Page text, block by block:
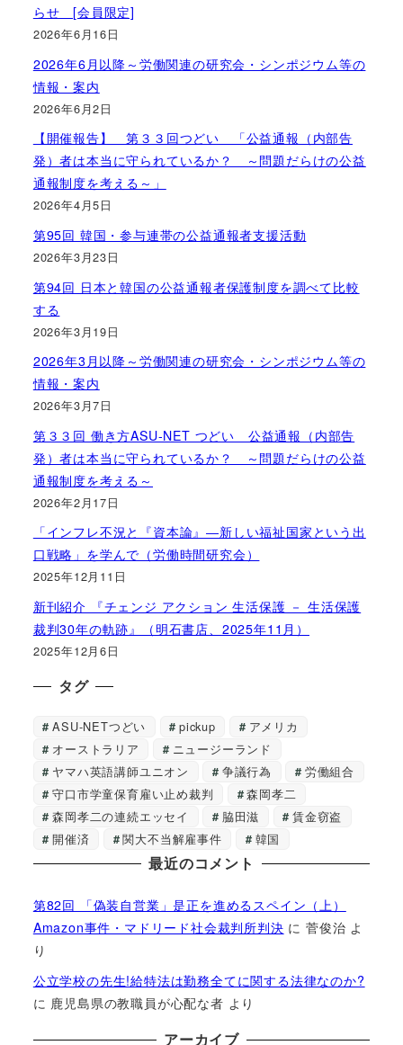
らせ [会員限定]
2026年6月16日
2026年6月以降～労働関連の研究会・シンポジウム等の
情報・案内
2026年6月2日
【開催報告】 第３３回つどい 「公益通報（内部告
発）者は本当に守られているか？ ～問題だらけの公益
通報制度を考える～」
2026年4月5日
第95回 韓国・参与連帯の公益通報者支援活動
2026年3月23日
第94回 日本と韓国の公益通報者保護制度を調べて比較
する
2026年3月19日
2026年3月以降～労働関連の研究会・シンポジウム等の
情報・案内
2026年3月7日
第３３回 働き方ASU-NET つどい 公益通報（内部告
発）者は本当に守られているか？ ～問題だらけの公益
通報制度を考える～
2026年2月17日
「インフレ不況と『資本論』―新しい福祉国家という出
口戦略」を学んで（労働時間研究会）
2025年12月11日
新刊紹介 『チェンジ アクション 生活保護 － 生活保護
裁判30年の軌跡』（明石書店、2025年11月）
2025年12月6日
タグ
ASU-NETつどい pickup
アメリカ
オーストラリア
ニュージーランド
ヤマハ英語講師ユニオン
争議行為
労働組合
守口市学童保育雇い止め裁判
森岡孝二
森岡孝二の連続エッセイ
脇田滋
賃金窃盗
開催済
関大不当解雇事件 韓国
最近のコメント
第82回 「偽装自営業」是正を進めるスペイン（上）
Amazon事件・マドリード社会裁判所判決 に菅俊治 よ
り
公立学校の先生!給特法は勤務全てに関する法律なのか?
に 鹿児島県の教職員が心配な者 より
アーカイブ